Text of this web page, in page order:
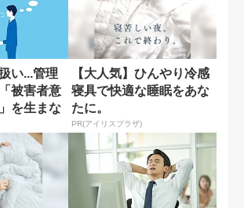
い...管理
被害者意
を生まな
【大人気】ひんやり冷感
寝具で快適な睡眠をあな
たに。
PR(アイリスプラザ)